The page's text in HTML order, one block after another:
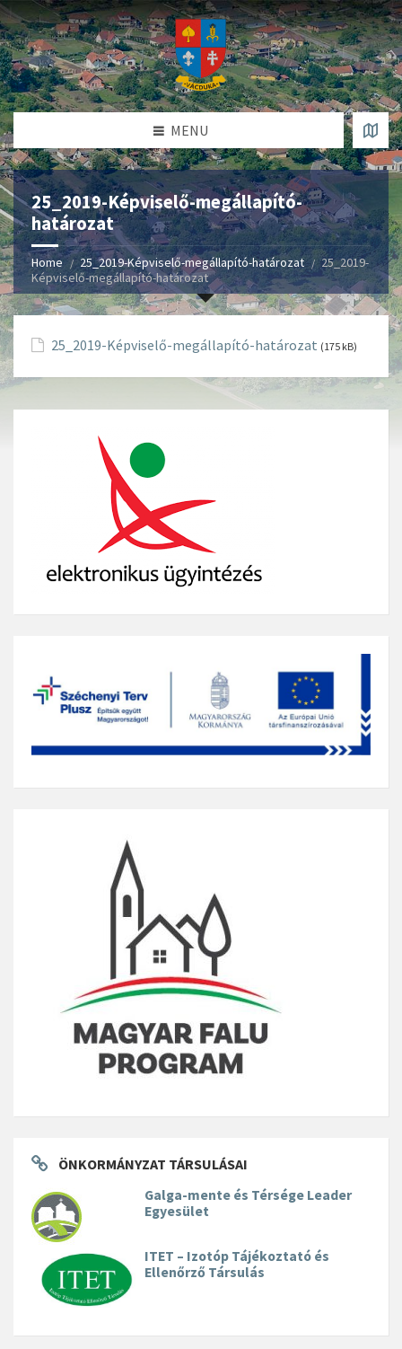
MENU
25_2019-Képviselő-megállapító-
határozat
Home 25_2019-Képviselő-megállapító-határozat
25_2019-
Képviselő-megállapító-határozat
25_2019-Képviselő-megállapító-határozat (175 kB)
ÖNKORMÁNYZAT TÁRSULÁSAI
Galga-mente és Térsége Leader
Egyesület
ITET – Izotóp Tájékoztató és
Ellenőrző Társulás